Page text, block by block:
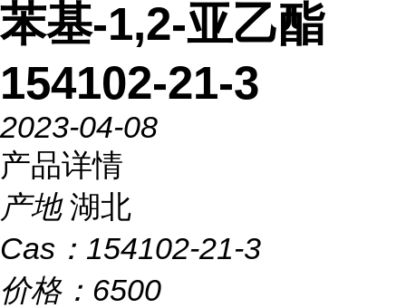
苯基-1,2-亚乙酯
154102-21-3
2023-04-08
产品详情
产地 湖北
Cas： 154102-21-3
价格： 6500